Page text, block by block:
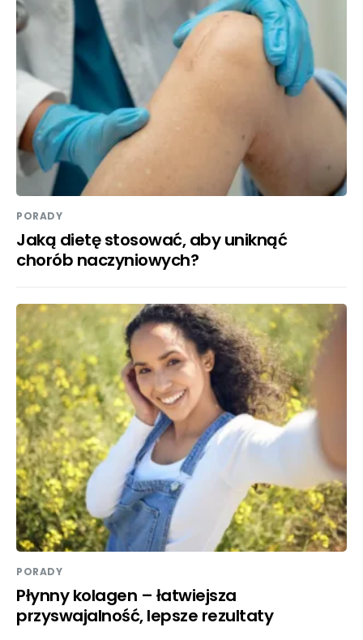
PORADY
Jaką dietę stosować, aby uniknąć
chorób naczyniowych?
PORADY
Płynny kolagen – łatwiejsza
przyswajalność, lepsze rezultaty